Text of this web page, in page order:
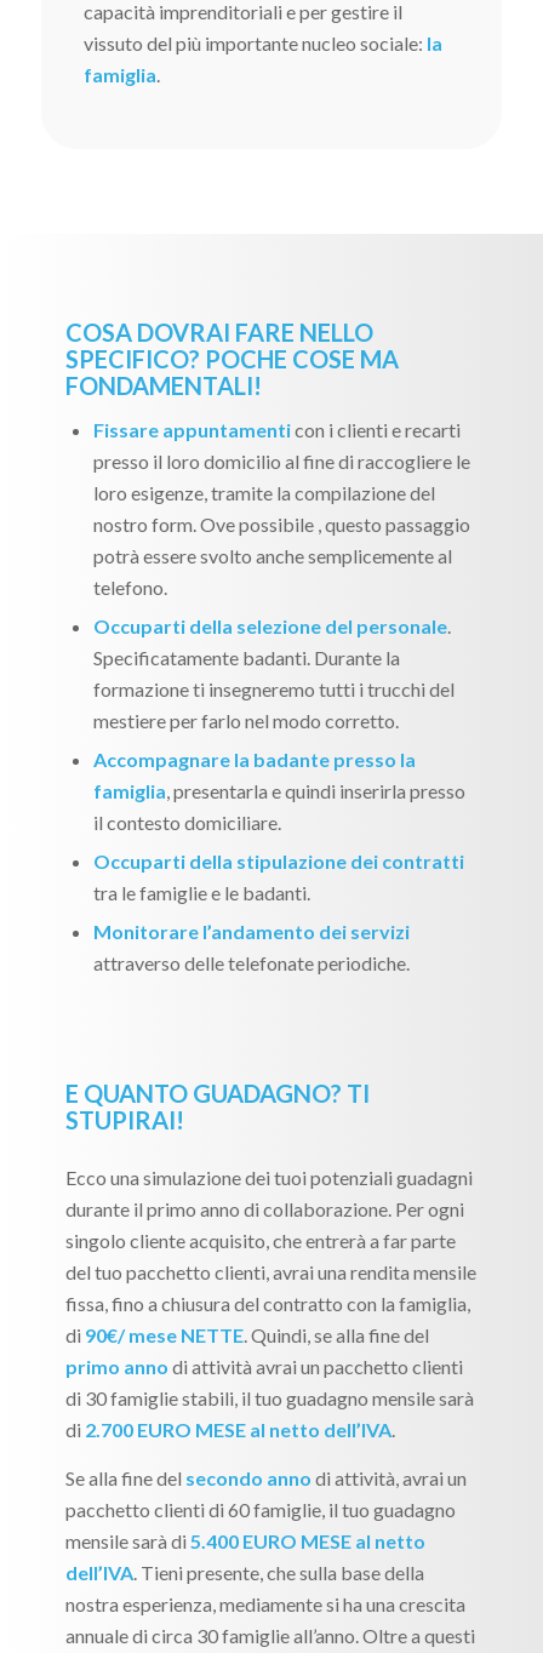
capacità imprenditoriali e per gestire il
vissuto del più importante nucleo sociale: la
famiglia.
COSA DOVRAI FARE NELLO
SPECIFICO? POCHE COSE MA
FONDAMENTALI!
Fissare appuntamenticon i clienti e recarti
presso il loro domicilio al fine di raccogliere le
loro esigenze, tramite la compilazione del
nostro form. Ove possibile , questo passaggio
potrà essere svolto anche semplicemente al
telefono.
Occuparti della selezione del personale.
Specificatamente badanti. Durante la
formazione ti insegneremo tutti i trucchi del
mestiere per farlo nel modo corretto.
Accompagnare la badante presso la
famiglia, presentarla e quindi inserirla presso
il contesto domiciliare.
Occuparti della stipulazione dei contratti
tra le famiglie e le badanti.
Monitorare l’andamento dei servizi
attraverso delle telefonate periodiche.
E QUANTO GUADAGNO? TI
STUPIRAI!
Ecco una simulazione dei tuoi potenziali guadagni
durante il primo anno di collaborazione. Per ogni
singolo cliente acquisito, che entrerà a far parte
del tuo pacchetto clienti, avrai una rendita mensile
fissa, fino a chiusura del contratto con la famiglia,
di 90€/ mese NETTE. Quindi, se alla fine del
primo anno di attività avrai un pacchetto clienti
di 30 famiglie stabili, il tuo guadagno mensile sarà
di 2.700 EURO MESE al netto dell’IVA.
Se alla fine del secondo anno di attività, avrai un
pacchetto clienti di 60 famiglie, il tuo guadagno
mensile sarà di 5.400 EURO MESE al netto
dell’IVA. Tieni presente, che sulla base della
nostra esperienza, mediamente si ha una crescita
annuale di circa 30 famiglie all’anno. Oltre a questi